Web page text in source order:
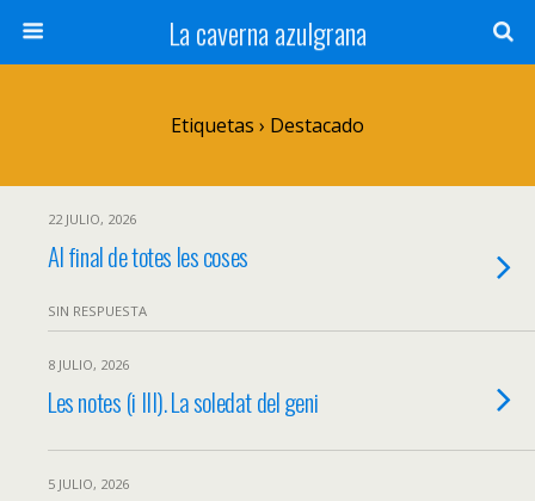
La caverna azulgrana
Etiquetas › Destacado
22 JULIO, 2026
Al final de totes les coses
SIN RESPUESTA
8 JULIO, 2026
Les notes (i III). La soledat del geni
5 JULIO, 2026